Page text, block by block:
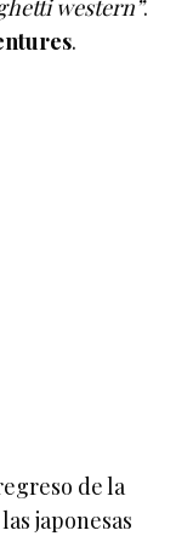
western”.
.
de la
japonesas